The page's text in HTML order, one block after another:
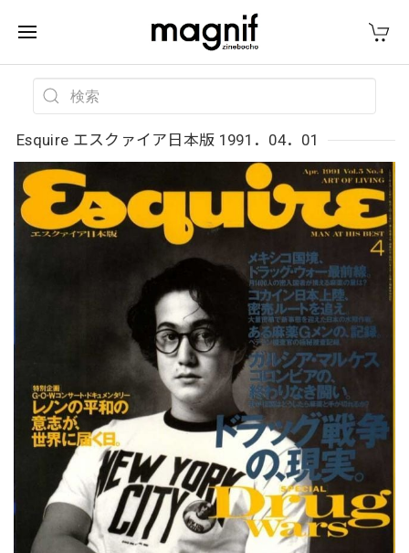
Esquire エスクァイア日本版 1991．04．01